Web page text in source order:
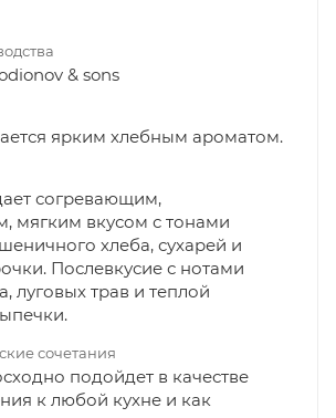
& sons
ярким хлебным ароматом.
согревающим,
мягким вкусом с тонами
хлеба, сухарей и
Послевкусие с нотами
луговых трав и теплой
сочетания
подойдет в качестве
к любой кухне и как